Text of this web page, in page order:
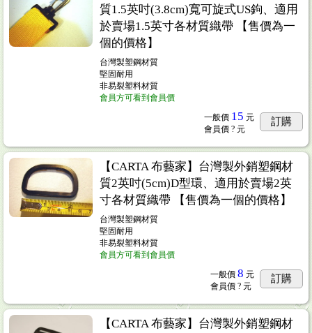
質1.5英吋(3.8cm)寬可旋式US鉤、適用
於賣場1.5英寸各材質織帶 【售價為一
個的價格】
台灣製塑鋼材質
堅固耐用
非易裂塑料材質
會員方可看到會員價
一般價 15 元
會員價 ? 元
訂購
【CARTA 布藝家】台灣製外銷塑鋼材
質2英吋(5cm)D型環、適用於賣場2英
寸各材質織帶 【售價為一個的價格】
台灣製塑鋼材質
堅固耐用
非易裂塑料材質
會員方可看到會員價
一般價 8 元
會員價 ? 元
訂購
【CARTA 布藝家】台灣製外銷塑鋼材